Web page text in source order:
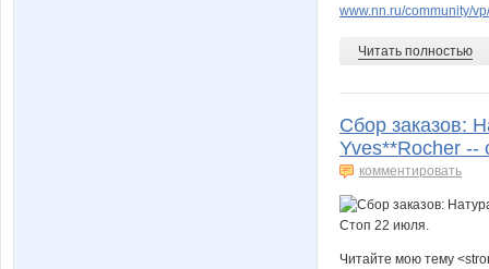
www.nn.ru/community/
Читать полностью
Сбор заказов:
Yves**Rocher --
комментировать
Читайте мою тему